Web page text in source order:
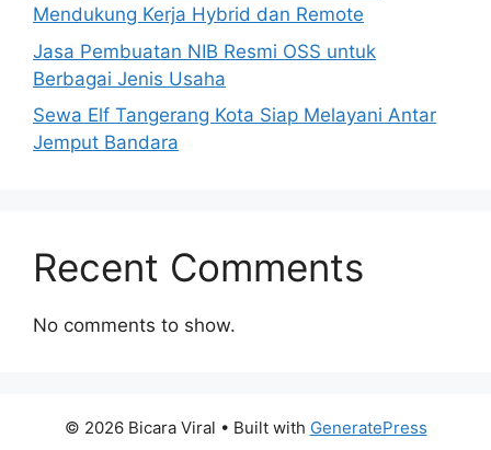
Mendukung Kerja Hybrid dan Remote
Jasa Pembuatan NIB Resmi OSS untuk
Berbagai Jenis Usaha
Sewa Elf Tangerang Kota Siap Melayani Antar
Jemput Bandara
Recent Comments
No comments to show.
© 2026 Bicara Viral • Built with GeneratePress